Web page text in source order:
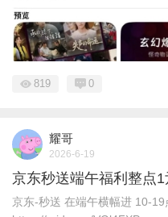
819 0
耀哥
2026-6-19
京东秒送端午福利整点1
京东-秒送 在端午横幅进 10-